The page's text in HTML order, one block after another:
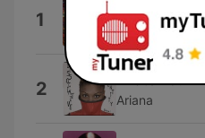
1 Lucidity
Tame Impala
2 I Hate You
Ariana